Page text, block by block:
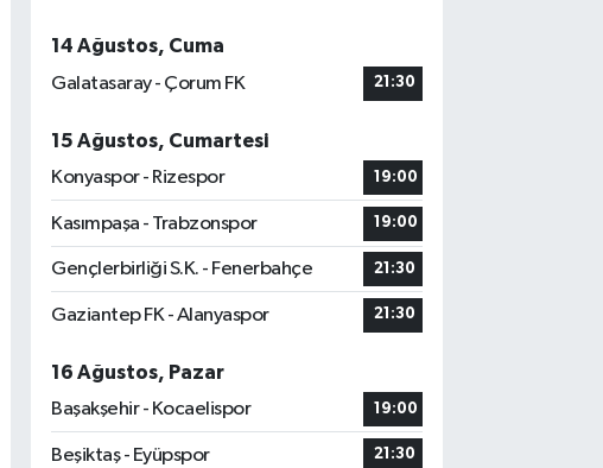
14 Ağustos, Cuma
Galatasaray - Çorum FK
21:30
15 Ağustos, Cumartesi
Konyaspor - Rizespor
19:00
Kasımpaşa - Trabzonspor 19:00
Gençlerbirliği S.K. - Fenerbahçe 21:30
Gaziantep FK - Alanyaspor 21:30
16 Ağustos, Pazar
Başakşehir - Kocaelispor
19:00
Beşiktaş - Eyüpspor 21:30